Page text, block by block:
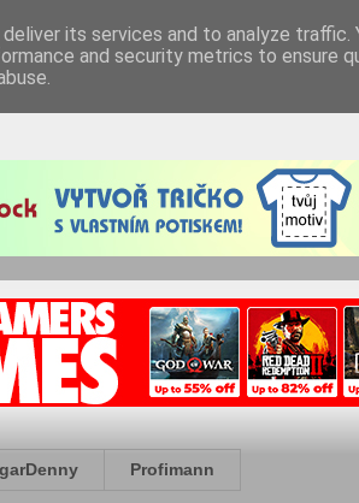
Profimann
its services and to analyze traffic.
and security metrics to ensure